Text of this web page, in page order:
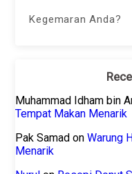
Kegemaran Anda?
Muhammad Idham bin
Tempat Makan Menarik
Pak Samad onWarung
Menarik